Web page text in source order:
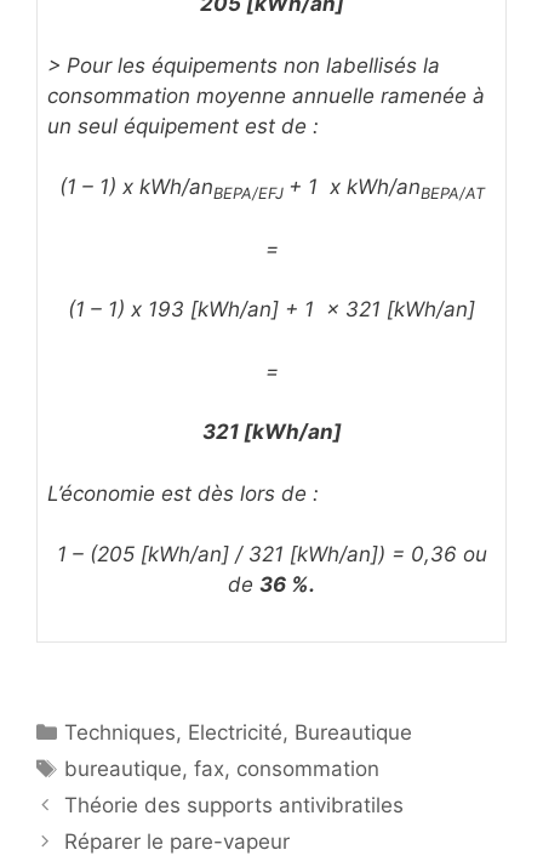
> Pour les équipements non labellisés la
consommation moyenne annuelle ramenée à
un seul équipement est de :
(1 – 1) x kWh/anBEPA/EFJ + 1 x kWh/anBEPA/AT
=
(1 – 1) x 193 [kWh/an] + 1 x 321 [kWh/an]
=
321 [kWh/an]
L’économie est dès lors de :
1 – (205 [kWh/an] / 321 [kWh/an]) = 0,36 ou
de 36 %.
Catégories
Techniques, Electricité, Bureautique
Étiquettes
bureautique,fax, consommation
Théorie des supports antivibratiles
Réparer le pare-vapeur